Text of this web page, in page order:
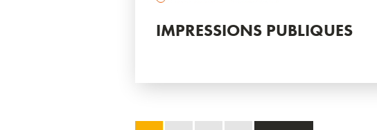
IMPRESSIONS PUBLIQUES